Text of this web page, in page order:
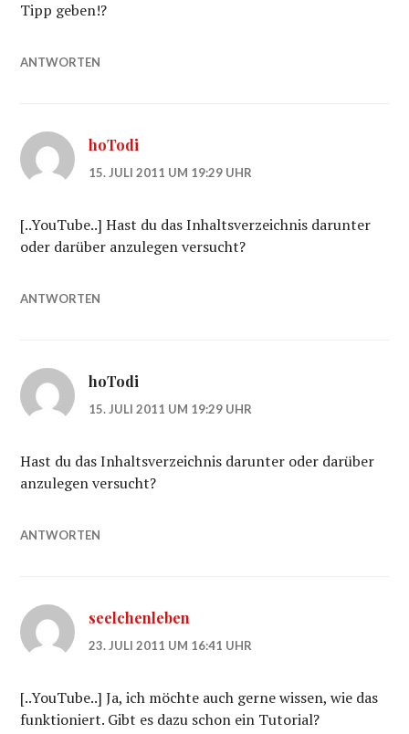
Tipp geben!?
ANTWORTEN
hoTodi
15. JULI 2011 UM 19:29 UHR
[..YouTube..] Hast du das Inhaltsverzeichnis darunter
oder darüber anzulegen versucht?
ANTWORTEN
hoTodi
15. JULI 2011 UM 19:29 UHR
Hast du das Inhaltsverzeichnis darunter oder darüber
anzulegen versucht?
ANTWORTEN
seelchenleben
23. JULI 2011 UM 16:41 UHR
[..YouTube..] Ja, ich möchte auch gerne wissen, wie das
funktioniert. Gibt es dazu schon ein Tutorial?